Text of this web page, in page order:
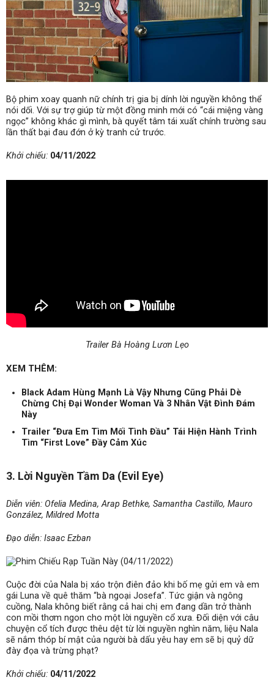
Bộ phim xoay quanh nữ chính trị gia bị dính lời nguyền không thể
nói dối. Với sự trợ giúp từ một đồng minh mới có “cái miệng vàng
ngọc” không khác gì mình, bà quyết tâm tái xuất chính trường sau
lần thất bại đau đớn ở kỳ tranh cử trước.
Khởi chiếu: 04/11/2022
Trailer Bà Hoàng Lươn Lẹo
XEM THÊM:
Black Adam Hùng Mạnh Là Vậy Nhưng Cũng Phải Dè
Chừng Chị Đại Wonder Woman Và 3 Nhân Vật Đình Đám
Này
Trailer “Đưa Em Tìm Mối Tình Đầu” Tái Hiện Hành Trình
Tìm “First Love” Đầy Cảm Xúc
3. Lời Nguyền Tầm Da (Evil Eye)
Diễn viên: Ofelia Medina, Arap Bethke, Samantha Castillo, Mauro
González, Mildred Motta
Đạo diễn: Isaac Ezban
Cuộc đời của Nala bị xáo trộn điên đảo khi bố mẹ gửi em và em
gái Luna về quê thăm “bà ngoại Josefa”. Tức giận và ngông
cuồng, Nala không biết rằng cả hai chị em đang dần trở thành
con mồi thơm ngon cho một lời nguyền cổ xưa. Đối diện với câu
chuyện cổ tích được thêu dệt từ lời nguyền nghìn năm, liệu Nala
sẽ nắm thóp bí mật của người bà dấu yêu hay em sẽ bị quỷ dữ
đày đọa và trừng phạt?
Khởi chiếu: 04/11/2022